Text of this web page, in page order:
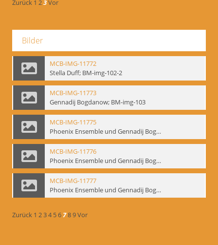
Zurück 1 23Vor
Bilder
MCB-IMG-11772
Stella Duff; BM-img-102-2
MCB-IMG-11773
Gennadij Bogdanow; BM-img-103
MCB-IMG-11775
Phoenix Ensemble und Gennadij Bogdanow; BM-img-105-1
MCB-IMG-11776
Phoenix Ensemble und Gennadij Bogdanow; BM-img-105-2
MCB-IMG-11777
Phoenix Ensemble und Gennadij Bogdanow; BM-img-105-3
Zurück 1 234 56789Vor